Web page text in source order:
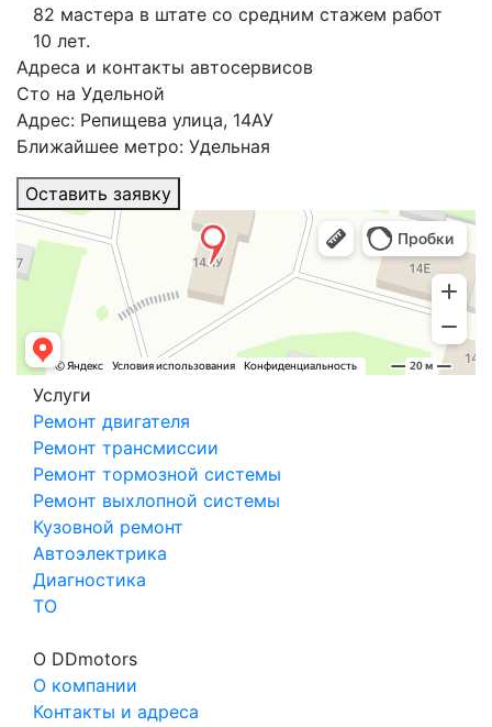
82 мастера в штате со средним стажем работ
10 лет.
Адреса и контакты автосервисов
Сто на Удельной
Адрес: Репищева улица, 14АУ
Ближайшее метро: Удельная
Оставить заявку
Услуги
Ремонт двигателя
Ремонт трансмиссии
Ремонт тормозной системы
Ремонт выхлопной системы
Кузовной ремонт
Автоэлектрика
Диагностика
ТО
О DDmotors
О компании
Контакты и адреса